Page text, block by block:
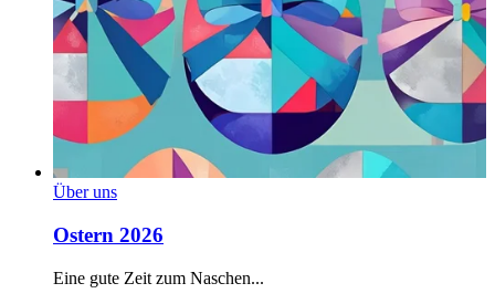
Über uns
Ostern 2026
Eine gute Zeit zum Naschen...